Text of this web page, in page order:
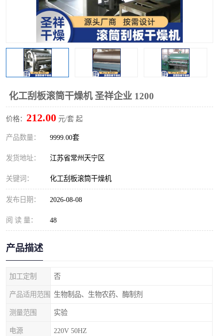
化工刮板滚筒干燥机 圣祥企业 1200
价格： 212.00 元/套 起
产品数量： 9999.00套
发货地址： 江苏省常州天宁区
关键词： 化工刮板滚筒干燥机
发布日期： 2026-08-08
阅 读 量： 48
产品描述
加工定制 否
产品适用范围 生物制品、生物农药、酶制剂
测量范围 实验
电源 220V 50HZ
振动流化床干燥机 盘式干燥机